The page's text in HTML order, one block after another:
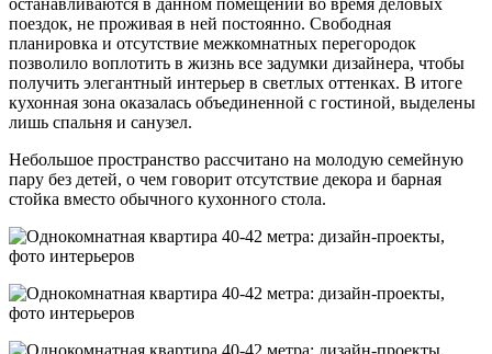
останавливаются в данном помещении во время деловых
поездок, не проживая в ней постоянно. Свободная
планировка и отсутствие межкомнатных перегородок
позволило воплотить в жизнь все задумки дизайнера, чтобы
получить элегантный интерьер в светлых оттенках. В итоге
кухонная зона оказалась объединенной с гостиной, выделены
лишь спальня и санузел.
Небольшое пространство рассчитано на молодую семейную
пару без детей, о чем говорит отсутствие декора и барная
стойка вместо обычного кухонного стола.